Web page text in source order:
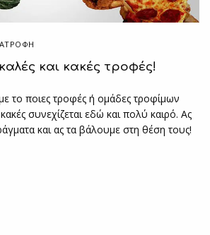
και κακές τροφές!
το ποιες τροφές ή ομάδες τροφίμων
κακές συνεχίζεται εδώ και πολύ καιρό. Ας
και ας τα βάλουμε στη θέση τους!